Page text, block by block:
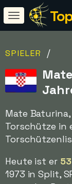
SPIELER /
Mate
Torschütze in
Heute ist er
1973 in Split,